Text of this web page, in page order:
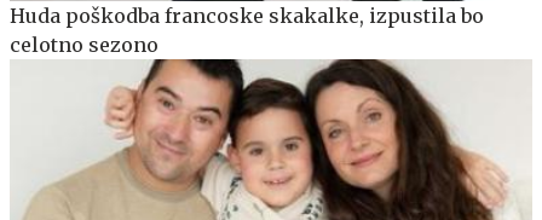
Huda poškodba francoske skakalke, izpustila bo
celotno sezono